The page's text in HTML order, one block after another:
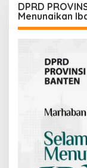
DPRD
Menunaikan